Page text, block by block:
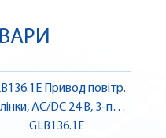
Привод повітр.
AC/DC 24 В, 3-поз.,
перемикач. | SIEMENS
GLB136.1E